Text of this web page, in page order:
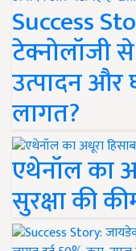
Success
टेक्नोलॉजी
उत्पादन और
लागत?
एथेनॉल का
सुरक्षा की